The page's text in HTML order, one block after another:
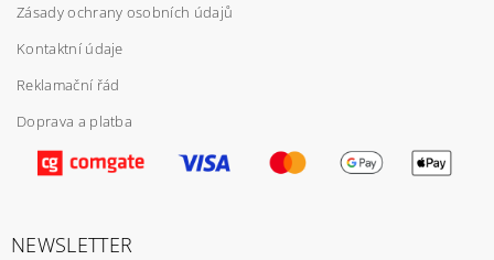
Vložením hodnocení souhlasíte spodmínkami
ochrany osobních údajů
Zásady ochrany osobních údajů
Kontaktní údaje
Reklamační řád
Doprava a platba
NEWSLETTER